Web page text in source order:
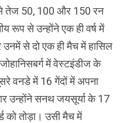
तेज 50, 100 और 150 रन
रूप से उन्होंने एक ही वर्ष में
उनमें से दो एक ही मैच में हासिल
में वेस्टइंडीज के
वनडे में 16 गेंदों में अपना
उन्होंने सनथ जयसूर्या के 17
को तोड़ा। उसी मैच में